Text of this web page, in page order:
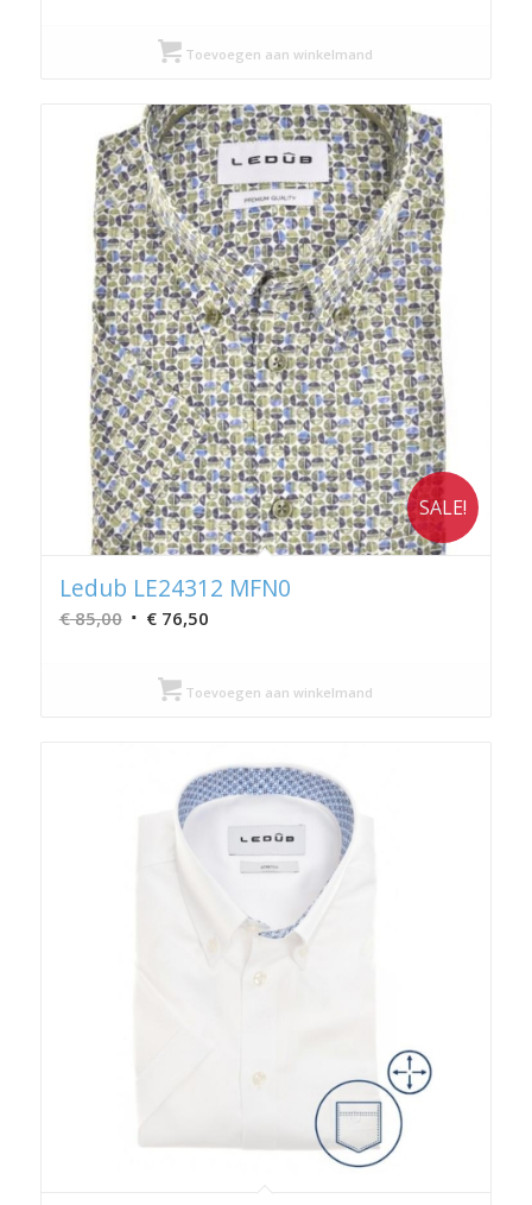
Toevoegen aan winkelmand
SALE!
Ledub LE24312 MFN0
€85,00 Oorspronkelijke
was:
€ 85,00.
€76,50Huidige
€ 76,50.
Toevoegen aan winkelmand